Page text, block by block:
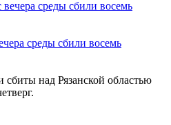
среды сбили восемь
над Рязанской областью